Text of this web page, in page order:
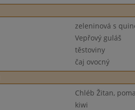
zeleninová s
Vepřový guláš
těstoviny
čaj ovocný
Chléb Žitan,
kiwi